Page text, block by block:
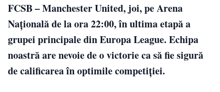
FCSB – Manchester United, joi, pe Arena
Națională de la ora 22:00, în ultima etapă a
grupei principale din Europa League. Echipa
noastră are nevoie de o victorie ca să fie sigură
de calificarea în optimile competiției.